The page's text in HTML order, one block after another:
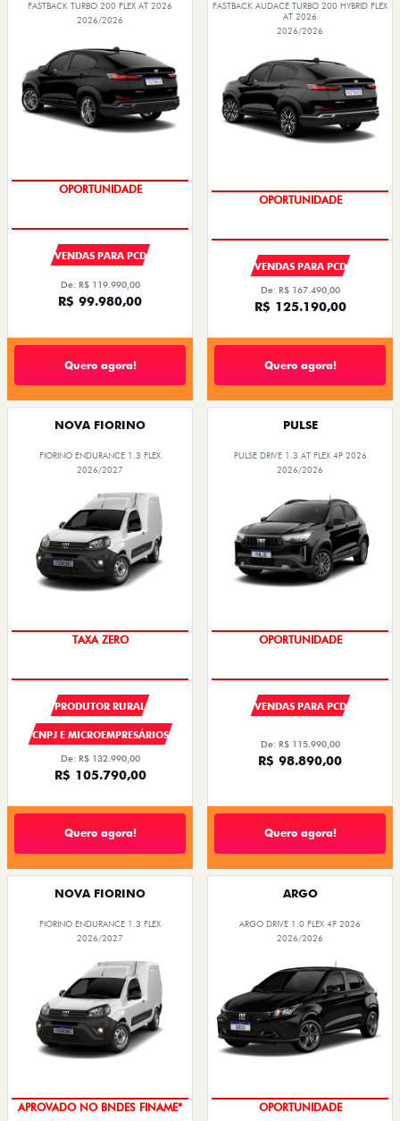
FASTBACK TURBO 200 FLEX AT 2026
2026/2026
OPORTUNIDADE
VENDAS PARA PCD
De: R$ 119.990,00
R$ 99.980,00
Quero agora!
FASTBACK AUDACE TURBO 200 HYBRID FLEX
AT 2026
2026/2026
OPORTUNIDADE
VENDAS PARA PCD
De: R$ 167.490,00
R$ 125.190,00
Quero agora!
NOVA FIORINO
FIORINO ENDURANCE 1.3 FLEX
2026/2027
TAXA ZERO
PRODUTOR RURAL
CNPJ E MICROEMPRESÁRIOS
De: R$ 132.990,00
R$ 105.790,00
Quero agora!
PULSE
PULSE DRIVE 1.3 AT FLEX 4P 2026
2026/2026
OPORTUNIDADE
VENDAS PARA PCD
De: R$ 115.990,00
R$ 98.890,00
Quero agora!
NOVA FIORINO
FIORINO ENDURANCE 1.3 FLEX
2026/2027
APROVADO NO BNDES FINAME*
ARGO
ARGO DRIVE 1.0 FLEX 4P 2026
2026/2026
OPORTUNIDADE